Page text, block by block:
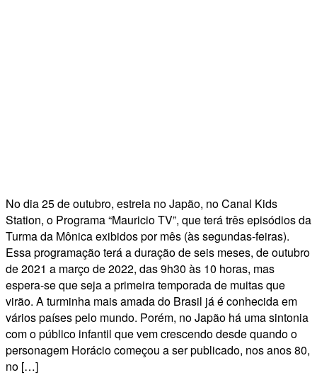
No dia 25 de outubro, estreia no Japão, no Canal Kids
Station, o Programa “Mauricio TV”, que terá três episódios da
Turma da Mônica exibidos por mês (às segundas-feiras).
Essa programação terá a duração de seis meses, de outubro
de 2021 a março de 2022, das 9h30 às 10 horas, mas
espera-se que seja a primeira temporada de muitas que
virão. A turminha mais amada do Brasil já é conhecida em
vários países pelo mundo. Porém, no Japão há uma sintonia
com o público infantil que vem crescendo desde quando o
personagem Horácio começou a ser publicado, nos anos 80,
no […]